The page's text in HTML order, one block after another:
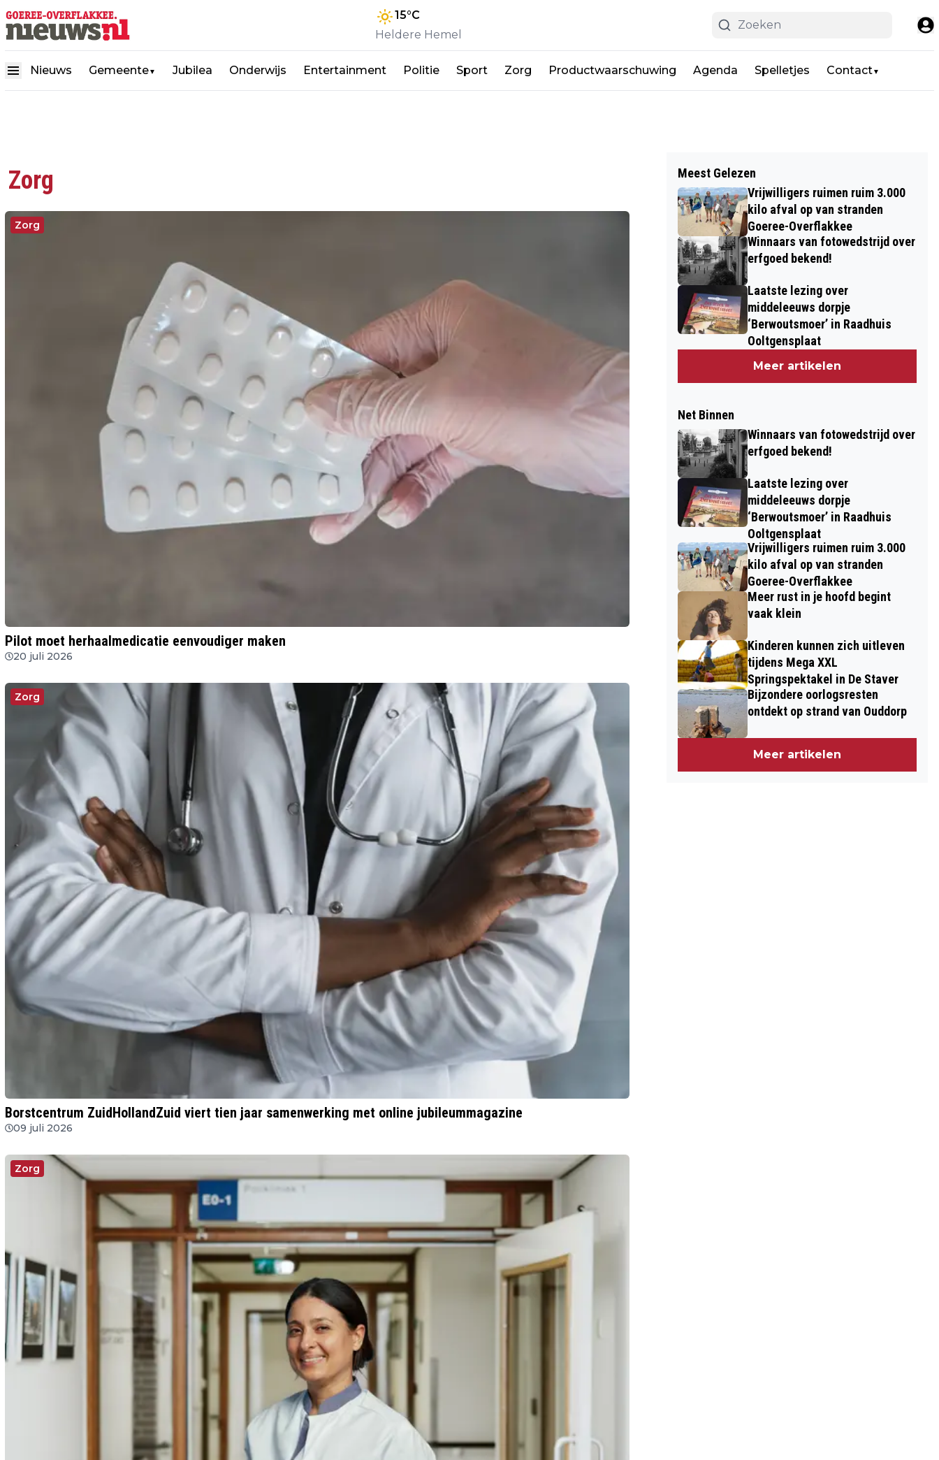
15°C
Heldere Hemel
Nieuws Gemeente▼ Jubilea Onderwijs Entertainment Politie Sport Zorg Productwaarschuwing Agenda Spelletjes Contact▼
Zorg
Zorg
Pilot moet herhaalmedicatie eenvoudiger maken
20 juli 2026
Zorg
Borstcentrum ZuidHollandZuid viert tien jaar samenwerking met online jubileummagazine
09 juli 2026
Zorg
Meest Gelezen
Vrijwilligers ruimen ruim 3.000
kilo afval op van stranden
Goeree-Overflakkee
Winnaars van fotowedstrijd over
erfgoed bekend!
Laatste lezing over
middeleeuws dorpje
‘Berwoutsmoer’ in Raadhuis
Ooltgensplaat
Meer artikelen
Net Binnen
Winnaars van fotowedstrijd over
erfgoed bekend!
Laatste lezing over
middeleeuws dorpje
‘Berwoutsmoer’ in Raadhuis
Ooltgensplaat
Vrijwilligers ruimen ruim 3.000
kilo afval op van stranden
Goeree-Overflakkee
Meer rust in je hoofd begint
vaak klein
Kinderen kunnen zich uitleven
tijdens Mega XXL
Springspektakel in De Staver
Bijzondere oorlogsresten
ontdekt op strand van Ouddorp
Meer artikelen